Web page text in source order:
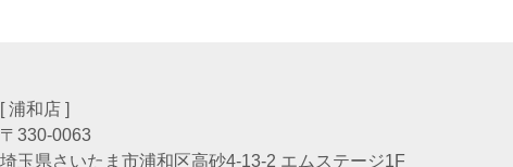
[ 浦和店 ]
〒330-0063
埼玉県さいたま市浦和区高砂4-13-2 エムステージ1F